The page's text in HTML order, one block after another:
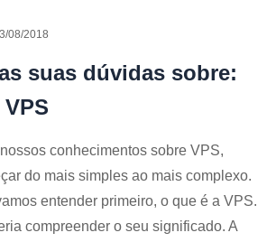
08/2018
suas dúvidas sobre:
conhecimentos sobre VPS,
do mais simples ao mais complexo.
entender primeiro, o que é a VPS.
compreender o seu significado. A